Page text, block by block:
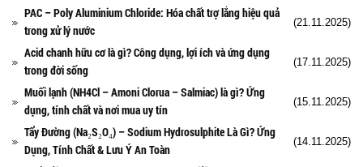
PAC – Poly Aluminium Chloride: Hóa chất trợ lắng hiệu quả
trong xử lý nước
(21.11.2025)
Acid chanh hữu cơ là gì? Công dụng, lợi ích và ứng dụng
trong đời sống
(17.11.2025)
Muối lạnh (NH4Cl – Amoni Clorua – Salmiac) là gì? Ứng
dụng, tính chất và nơi mua uy tín
(15.11.2025)
Tẩy Đường (Na₂S₂O₄) – Sodium Hydrosulphite Là Gì? Ứng
Dụng, Tính Chất & Lưu Ý An Toàn
(14.11.2025)